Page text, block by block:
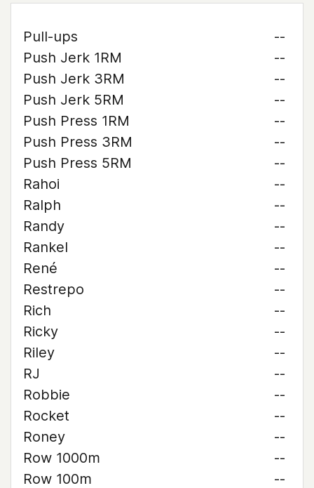
Pull-ups
--
Push Jerk 1RM
--
Push Jerk 3RM
--
Push Jerk 5RM
--
Push Press 1RM
--
Push Press 3RM
--
Push Press 5RM
--
Rahoi
--
Ralph
--
Randy
--
Rankel
--
René
--
Restrepo
--
Rich
--
Ricky
--
Riley
--
RJ
--
Robbie
--
Rocket
--
Roney
--
Row 1000m
--
Row 100m
--